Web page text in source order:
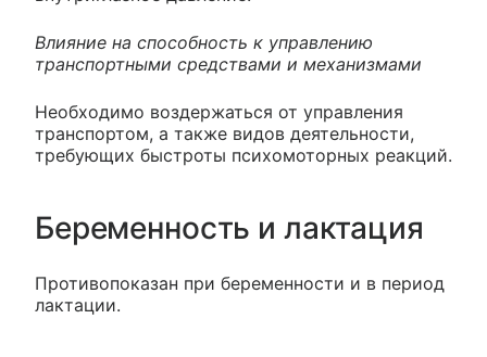
Влияние на способность к управлению
транспортными средствами и механизмами
Необходимо воздержаться от управления
транспортом, а также видов деятельности,
требующих быстроты психомоторных реакций.
Беременность и лактация
Противопоказан при беременности и в период
лактации.